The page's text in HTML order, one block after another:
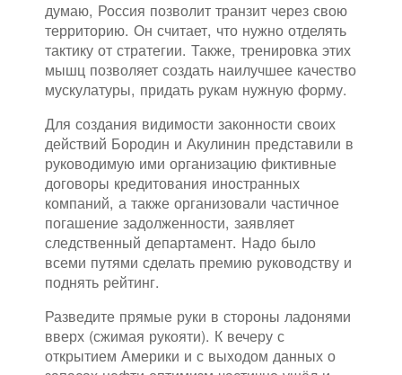
думаю, Россия позволит транзит через свою
территорию. Он считает, что нужно отделять
тактику от стратегии. Также, тренировка этих
мышц позволяет создать наилучшее качество
мускулатуры, придать рукам нужную форму.
Для создания видимости законности своих
действий Бородин и Акулинин представили в
руководимую ими организацию фиктивные
договоры кредитования иностранных
компаний, а также организовали частичное
погашение задолженности, заявляет
следственный департамент. Надо было
всеми путями сделать премию руководству и
поднять рейтинг.
Разведите прямые руки в стороны ладонями
вверх (сжимая рукояти). К вечеру с
открытием Америки и с выходом данных о